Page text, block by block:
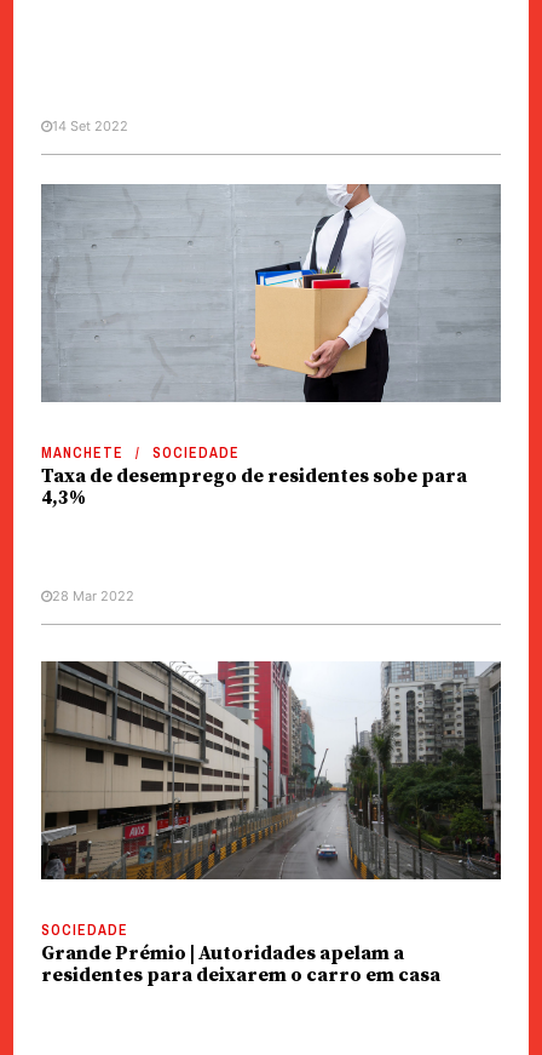
SOCIEDADE
Obras públicas | Nick Lei quer
saber número de residentes
contratados
14 Set 2022
MANCHETE SOCIEDADE
Taxa de desemprego de residentes sobe para
4,3%
28 Mar 2022
SOCIEDADE
Grande Prémio | Autoridades apelam a
residentes para deixarem o carro em casa